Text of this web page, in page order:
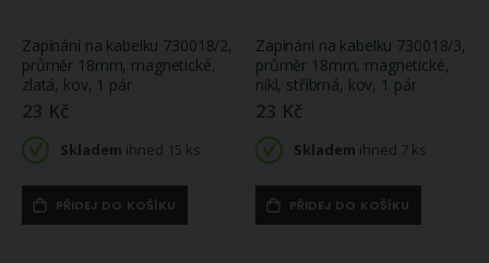
Zapínání na kabelku 730018/2,
průměr 18mm, magnetické,
zlatá, kov, 1 pár
23 Kč
Skladem ihned 15 ks
PŘIDEJ DO KOŠÍKU
Zapínání na kabelku 730018/3,
průměr 18mm, magnetické,
nikl, stříbrná, kov, 1 pár
23 Kč
Skladem ihned 7 ks
PŘIDEJ DO KOŠÍKU